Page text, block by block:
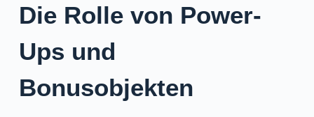
Die Rolle von Power-
Ups und
Bonusobjekten